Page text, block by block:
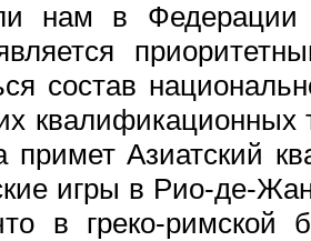
нам в Федерации
состав
квалификационных
примет Азиатский
игры в Рио-де-
в греко-римской